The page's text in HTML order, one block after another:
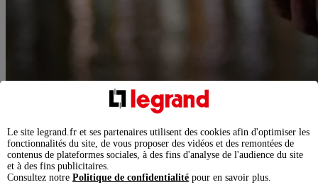
Le site legrand.fr et ses partenaires utilisent des cookies afin d'optimiser les
fonctionnalités du site, de vous proposer des vidéos et des remontées de
contenus de plateformes sociales, à des fins d'analyse de l'audience du site
et à des fins publicitaires.
Consultez notre Politique de confidentialité pour en savoir plus.